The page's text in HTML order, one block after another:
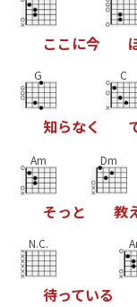
こ こ に今
G
知らなく
C
Am
そっ と
Dm
教
N.C.
待っている